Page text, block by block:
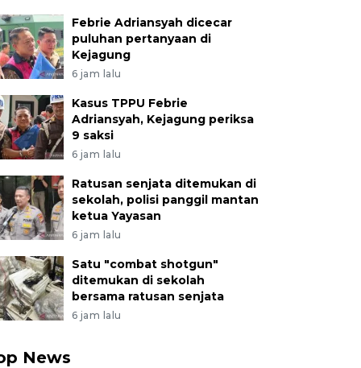
Febrie Adriansyah dicecar
puluhan pertanyaan di
Kejagung
6 jam lalu
Kasus TPPU Febrie
Adriansyah, Kejagung periksa
9 saksi
6 jam lalu
Ratusan senjata ditemukan di
sekolah, polisi panggil mantan
ketua Yayasan
6 jam lalu
Satu "combat shotgun"
ditemukan di sekolah
bersama ratusan senjata
6 jam lalu
News